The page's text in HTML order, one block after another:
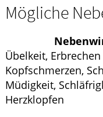
Mögliche
Übelkeit, Erbrechen
Kopfschmerzen,
Müdigkeit,
Herzklopfen